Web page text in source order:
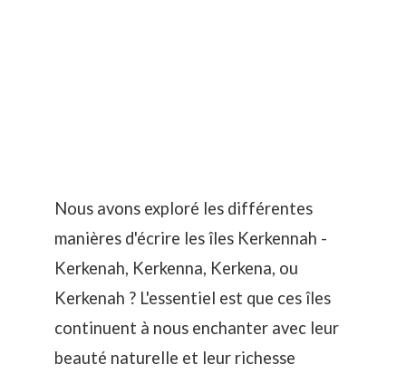
Nous avons exploré les différentes
manières d'écrire les îles Kerkennah -
Kerkenah, Kerkenna, Kerkena, ou
Kerkenah ? L'essentiel est que ces îles
continuent à nous enchanter avec leur
beauté naturelle et leur richesse